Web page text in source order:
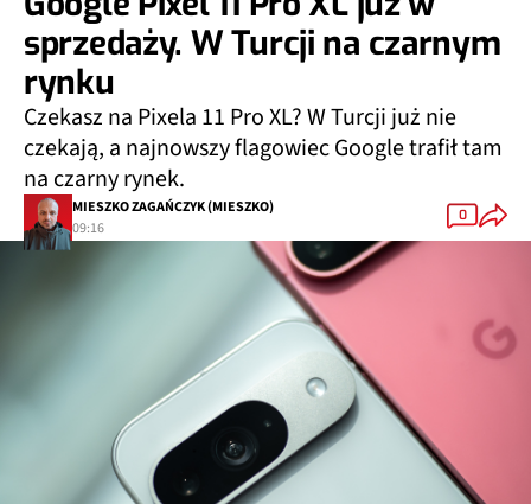
sprzedaży. W Turcji na czarnym
rynku
Czekasz na Pixela 11 Pro XL? W Turcji już nie
czekają, a najnowszy flagowiec Google trafił tam
na czarny rynek.
MIESZKO ZAGAŃCZYK (MIESZKO)
09:16
0